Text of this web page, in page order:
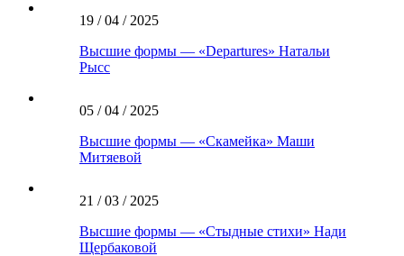
19 / 04 / 2025
Высшие формы — «Departures» Натальи
Рысс
05 / 04 / 2025
Высшие формы — «Скамейка» Маши
Митяевой
21 / 03 / 2025
Высшие формы — «Стыдные стихи» Нади
Щербаковой